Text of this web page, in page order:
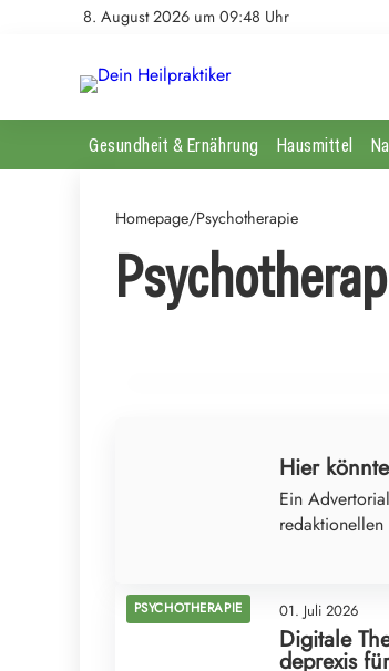
8. August 2026 um 09:48 Uhr
Gesundheit & Ernährung Hausmittel
Homepage/Psychotherapie
05. Juli 2026
Therapeuten im Aufstand: Neue
Psychotherapie zwischen
Hier
Ein
PSYCHOTHERAPIE 01. Juli 2026
Digitale
deprexis